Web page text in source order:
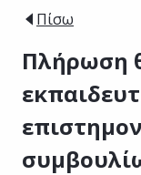
Πίσω
Πλήρωση